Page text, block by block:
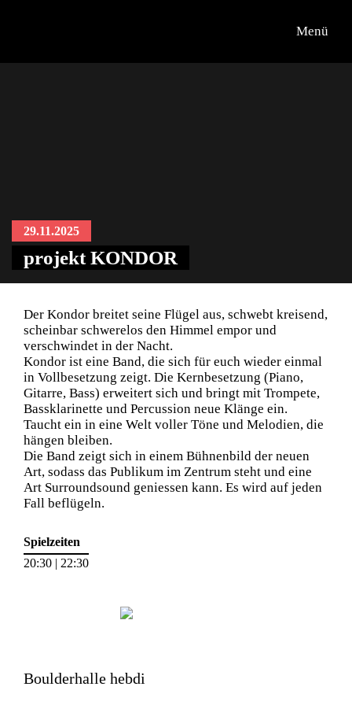
Menü
29.11.2025
projekt KONDOR
Der Kondor breitet seine Flügel aus, schwebt kreisend,
scheinbar schwerelos den Himmel empor und
verschwindet in der Nacht.
Kondor ist eine Band, die sich für euch wieder einmal
in Vollbesetzung zeigt. Die Kernbesetzung (Piano,
Gitarre, Bass) erweitert sich und bringt mit Trompete,
Bassklarinette und Percussion neue Klänge ein.
Taucht ein in eine Welt voller Töne und Melodien, die
hängen bleiben.
Die Band zeigt sich in einem Bühnenbild der neuen
Art, sodass das Publikum im Zentrum steht und eine
Art Surroundsound geniessen kann. Es wird auf jeden
Fall beflügeln.
Spielzeiten
20:30 | 22:30
Boulderhalle hebdi